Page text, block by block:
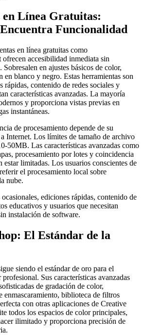
Línea Gratuitas:
Funcionalidad
en línea gratuitas como
accesibilidad inmediata sin
en ajustes básicos de color,
en blanco y negro. Estas herramientas son
rápidas, contenido de redes sociales y
características avanzadas. La mayoría
y proporciona vistas previas en
instantáneas.
de procesamiento depende de su
Internet. Los límites de tamaño de archivo
50MB. Las características avanzadas como
procesamiento por lotes y coincidencia
estar limitadas. Los usuarios conscientes de
el procesamiento local sobre
nube.
ediciones rápidas, contenido de
educativos y usuarios que necesitan
instalación de software.
El Estándar de la
siendo el estándar de oro para el
Sus características avanzadas
de gradación de color,
enmascaramiento, biblioteca de filtros
con otras aplicaciones de Creative
todos los espacios de color principales,
ilimitado y proporciona precisión de